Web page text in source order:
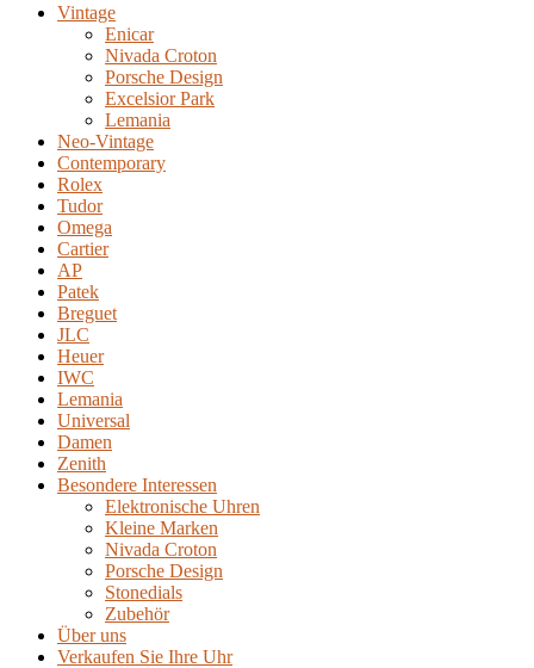
Vintage
Enicar
Nivada Croton
Porsche Design
Excelsior Park
Lemania
Neo-Vintage
Contemporary
Rolex
Tudor
Omega
Cartier
AP
Patek
Breguet
JLC
Heuer
IWC
Lemania
Universal
Damen
Zenith
Besondere Interessen
Elektronische Uhren
Kleine Marken
Nivada Croton
Porsche Design
Stonedials
Zubehör
Über uns
Verkaufen Sie Ihre Uhr